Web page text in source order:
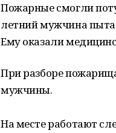
Пожарные смогли
летний мужчина
Ему оказали
При разборе
мужчины.
На месте работают